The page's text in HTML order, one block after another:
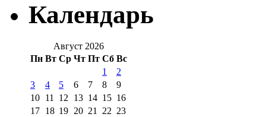
Календарь
Август 2026
Пн Вт Ср Чт Пт Сб Вс
1
2
3
4 5 6 7 8
9
10 11 12 13 14 15 16
17 18 19 20 21 22 23